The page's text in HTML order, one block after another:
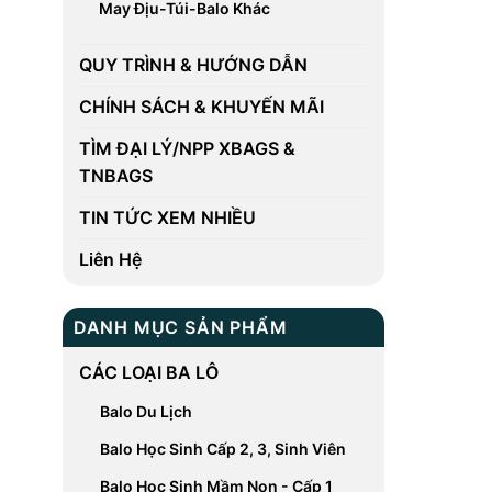
May Địu-Túi-Balo Khác
QUY TRÌNH & HƯỚNG DẪN
CHÍNH SÁCH & KHUYẾN MÃI
TÌM ĐẠI LÝ/NPP XBAGS &
TNBAGS
TIN TỨC XEM NHIỀU
Liên Hệ
DANH MỤC SẢN PHẨM
CÁC LOẠI BA LÔ
Balo Du Lịch
Balo Học Sinh Cấp 2, 3, Sinh Viên
Balo Học Sinh Mầm Non - Cấp 1